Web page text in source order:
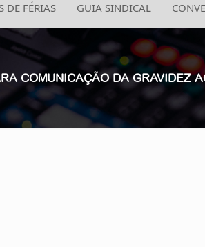
DE FÉRIAS GUIA SINDICAL
COMUNICAÇÃO DA GRAVIDEZ